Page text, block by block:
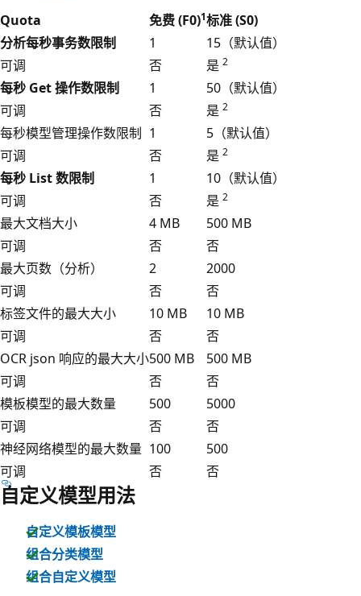
Quota
免费 (F0)1标准 (S0)
分析每秒事务数限制
1
15（默认值）
可调
否 是 2
每秒 Get 操作数限制 1
50（默认值）
可调
否 是 2
每秒模型管理操作数限制 1
5（默认值）
可调
否 是 2
每秒 List 数限制 1
10（默认值）
可调
否 是 2
最大文档大小 4 MB
500 MB
可调
否
否
最大页数（分析）
2
2000
可调
否
否
标签文件的最大大小
10 MB
10 MB
可调
否
否
OCR json 响应的最大大小500 MB
500 MB
可调
否
否
模板模型的最大数量
500
5000
可调
否
否
神经网络模型的最大数量 100
500
可调
否 否
自定义模型用法
自定义模板模型
组合分类模型
组合自定义模型